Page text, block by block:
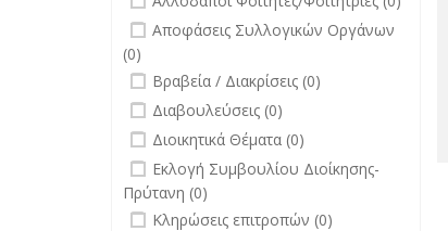
undefined
Αποφάσεις Συλλογικών Οργάνων
(0)
undefined
Βραβεία / Διακρίσεις (0)
undefined
Διαβουλεύσεις (0)
undefined
Διοικητικά Θέματα (0)
undefined
Εκλογή Συμβουλίου Διοίκησης-
Πρύτανη (0)
undefined
Κληρώσεις επιτροπών (0)